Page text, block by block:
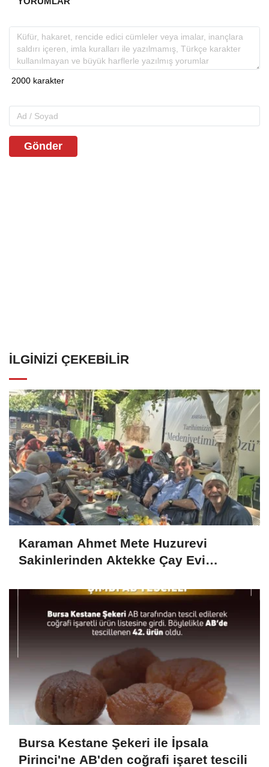
Gönder
İLGINIZI ÇEKEBILIR
Karaman Ahmet Mete Huzurevi
Sakinlerinden Aktekke Çay Evi
Bursa Kestane Şekeri ile İpsala
Pirinci'ne AB'den coğrafi işaret tescili